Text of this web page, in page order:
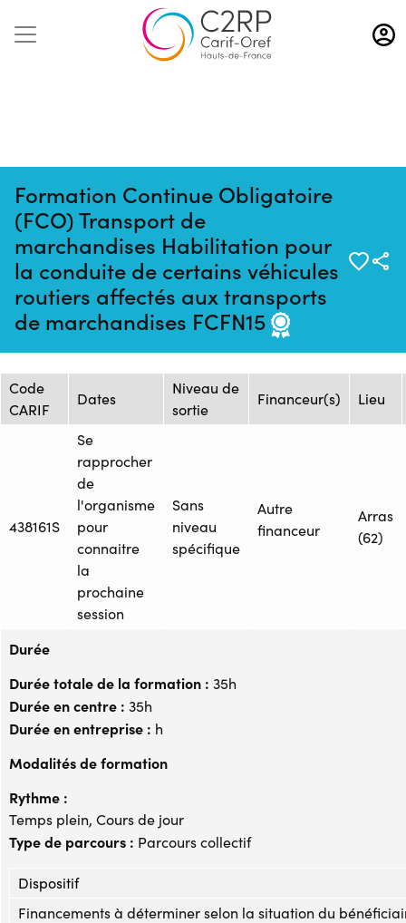
Aller
au
contenu
Formation Continue Obligatoire
(FCO) Transport de
marchandises Habilitation pour
la conduite de certains véhicules
routiers affectés aux transports
de marchandises FCFN15
Mise à jour :
13/10/2025
Formation :
1597054
Source : AFTRAL -
Arras
Session de formation
Code
CARIF
Dates
Niveau de
sortie
Financeur(s) Lieu
438161S
Se
rapprocher
de
l'organisme
pour
connaitre
la
prochaine
session
Sans
niveau
spécifique
Autre
financeur
Arras
(62)
Durée
Durée totale de la formation : 35h
Durée en centre : 35h
Durée en entreprise : h
Modalités de formation
Rythme :
Temps plein, Cours de jour
Type de parcours : Parcours collectif
Dispositif
Financements à déterminer selon la situation du